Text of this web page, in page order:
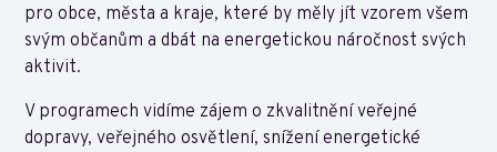
pro obce, města a kraje, které by měly jít vzorem všem
svým občanům a dbát na energetickou náročnost svých
aktivit.
V programech vidíme zájem o zkvalitnění veřejné
dopravy, veřejného osvětlení, snížení energetické